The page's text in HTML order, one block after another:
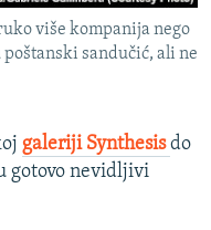
više kompanija nego
sandučić, ali ne
galeriji Synthesisdo
gotovo nevidljivi